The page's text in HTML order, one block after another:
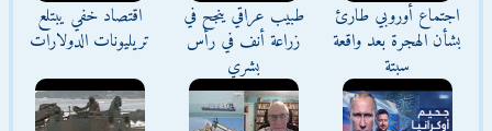
اجتماع أوروبي طارئ
بشأن الهجرة بعد واقعة
سبتة
طبيب عراقي ينجح في
زراعة أنف في رأس
بشري
اقتصاد خفي يبتلع
تريليونات الدولارات